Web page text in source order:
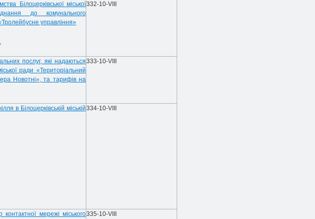
Білоцерківської міської
до комунального
управління»
332-10-VIIІ
послуг, які надаються
ради «Територіальний
Новотні», та тарифів на
333-10-VIIІ
в Білоцерківській міській334-10-VIIІ
мережі міського335-10-VIIІ